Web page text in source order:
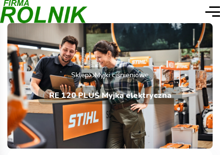
Sklep Myjki ciśnieniowe
RE 120 PLUS Myjka elektryczna